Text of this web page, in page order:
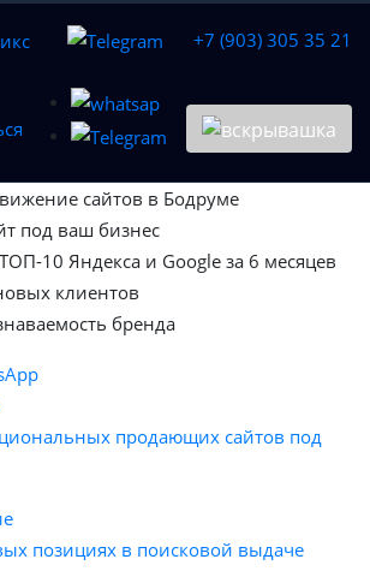
+7 (903) 305 35 21
сайтов в Бодруме
под ваш бизнес
10 Яндекса и Google за 6 месяцев
клиентов
бренда
продающих сайтов под
позициях в поисковой выдаче